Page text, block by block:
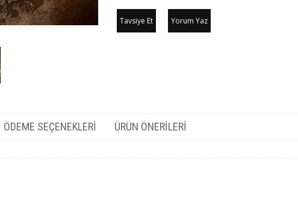
Tavsiye Et Yorum Yaz
ÖDEME SEÇENEKLERI ÜRÜN ÖNERILERI